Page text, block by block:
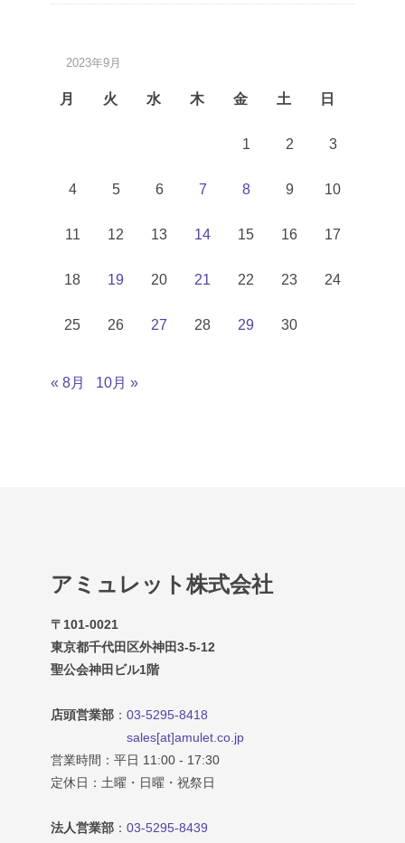
2023年9月
月 火 水 木 金 土 日
1 2 3
4 5 6 7 8 9 10
11 12 13 14 15 16 17
18 19 20 21 22 23 24
25 26 27 28 29 30
« 8月 10月 »
アミュレット株式会社
〒101-0021
東京都千代田区外神田3-5-12
聖公会神田ビル1階
店頭営業部 ： 03-5295-8418
sales[at]amulet.co.jp
営業時間：平日 11:00 - 17:30
定休日：土曜・日曜・祝祭日
法人営業部 ： 03-5295-8439